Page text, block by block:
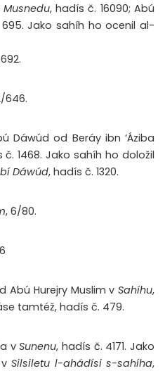
Musnedu, hadís č. 16090; Abú
695. Jako sahíh ho ocenil al-
646.
Dáwúd od Beráy ibn ‘Áziba
č. 1468. Jako sahíh ho doložil
Dáwúd, hadís č. 1320.
, 6/80.
Abú Hurejry Muslim v Sahíhu,
tamtéž, hadís č. 479.
vSunenu, hadís č. 4171. Jako
vSilsiletu l-ahádísi s-sahíha,